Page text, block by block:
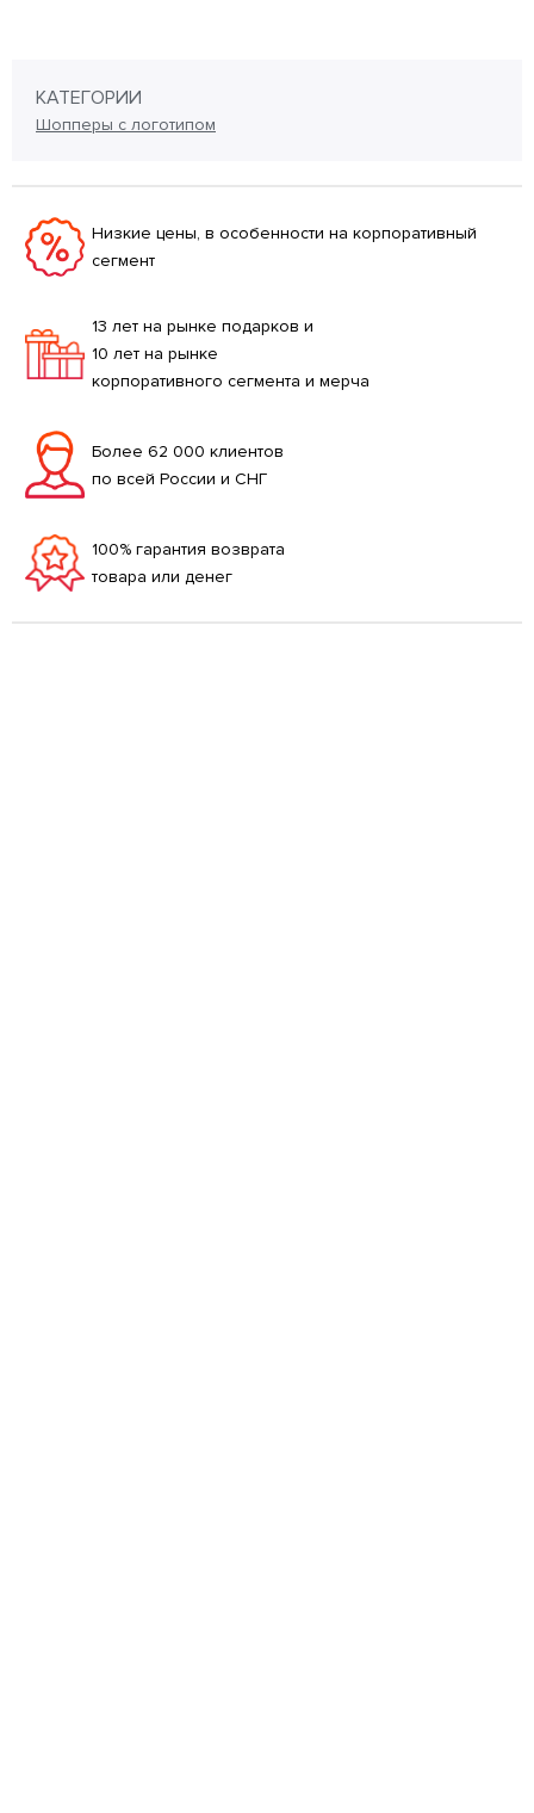
КАТЕГОРИИ
Шопперы с логотипом
Низкие цены, в особенности на корпоративный
сегмент
13 лет на рынке подарков и
10 лет на рынке
корпоративного сегмента и мерча
Более 62 000 клиентов
по всей России и СНГ
100% гарантия возврата
товара или денег